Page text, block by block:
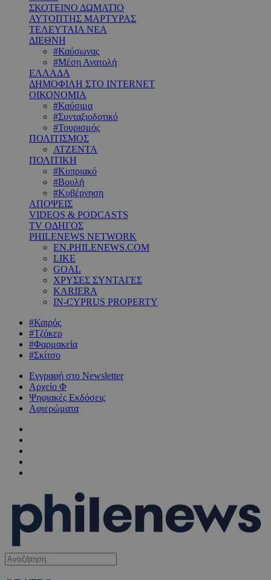
ΣΚΟΤΕΙΝΟ ΔΩΜΑΤΙΟ
ΑΥΤΟΠΤΗΣ ΜΑΡΤΥΡΑΣ
ΤΕΛΕΥΤΑΙΑ ΝΕΑ
ΔΙΕΘΝΗ
#Καύσωνας
#Μέση Ανατολή
ΕΛΛΑΔΑ
ΔΗΜΟΦΙΛΗ ΣΤΟ INTERNET
ΟΙΚΟΝΟΜΙΑ
#Καύσιμα
#Συνταξιοδοτικό
#Τουρισμός
ΠΟΛΙΤΙΣΜΟΣ
ΑΤΖΕΝΤΑ
ΠΟΛΙΤΙΚΗ
#Κυπριακό
#Βουλή
#Κυβέρνηση
ΑΠΟΨΕΙΣ
VIDEOS & PODCASTS
TV ΟΔΗΓΟΣ
PHILENEWS NETWORK
EN.PHILENEWS.COM
LIKE
GOAL
ΧΡΥΣΕΣ ΣΥΝΤΑΓΕΣ
KARIERA
IN-CYPRUS PROPERTY
#Καιρός
#Τζόκερ
#Φαρμακεία
#Σκίτσο
Εγγραφή στο Newsletter
Αρχείο Φ
Ψηφιακές Εκδόσεις
Αφιερώματα